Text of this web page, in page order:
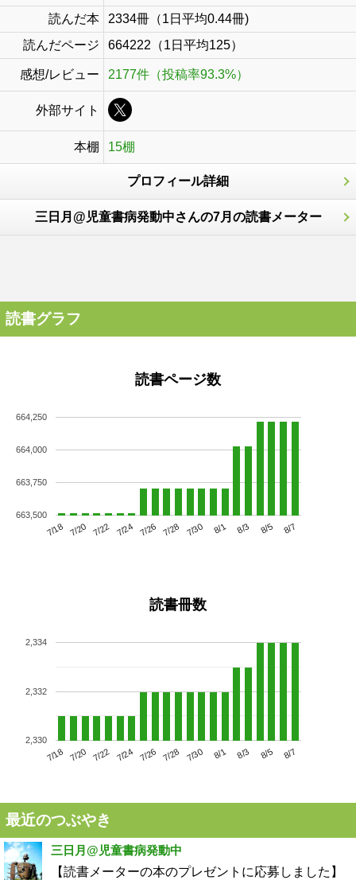
読んだ本
2334冊（1日平均0.44冊)
読んだページ
664222（1日平均125）
感想/レビュー 2177件（投稿率93.3%）
外部サイト
本棚 15棚
プロフィール詳細
三日月@児童書病発動中さんの7月の読書メーター
読書グラフ
読書ページ数
7/18 7/20 7/22 7/24 7/26 7/28 7/30 8/1 8/3 8/5 8/7
663,500
663,750
664,000
664,250
読書冊数
7/18 7/20 7/22 7/24 7/26 7/28 7/30 8/1 8/3 8/5 8/7
2,330
2,332
2,334
最近のつぶやき
三日月@児童書病発動中
【読書メーターの本のプレゼントに応募しました】